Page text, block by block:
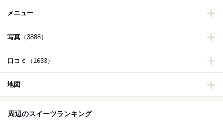
メニュー
写真 （3888）
口コミ （1633）
地図
周辺のスイーツランキング